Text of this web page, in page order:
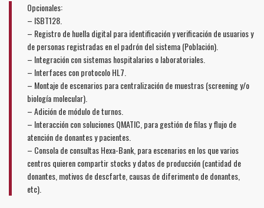
Opcionales:
– ISBT128.
– Registro de huella digital para identificación y verificación de usuarios y
de personas registradas en el padrón del sistema (Población).
– Integración con sistemas hospitalarios o laboratoriales.
– Interfaces con protocolo HL7.
– Montaje de escenarios para centralización de muestras (screening y/o
biología molecular).
– Adición de módulo de turnos.
– Interacción con soluciones QMATIC, para gestión de filas y flujo de
atención de donantes y pacientes.
– Consola de consultas Hexa-Bank, para escenarios en los que varios
centros quieren compartir stocks y datos de producción (cantidad de
donantes, motivos de descfarte, causas de diferimento de donantes,
etc).